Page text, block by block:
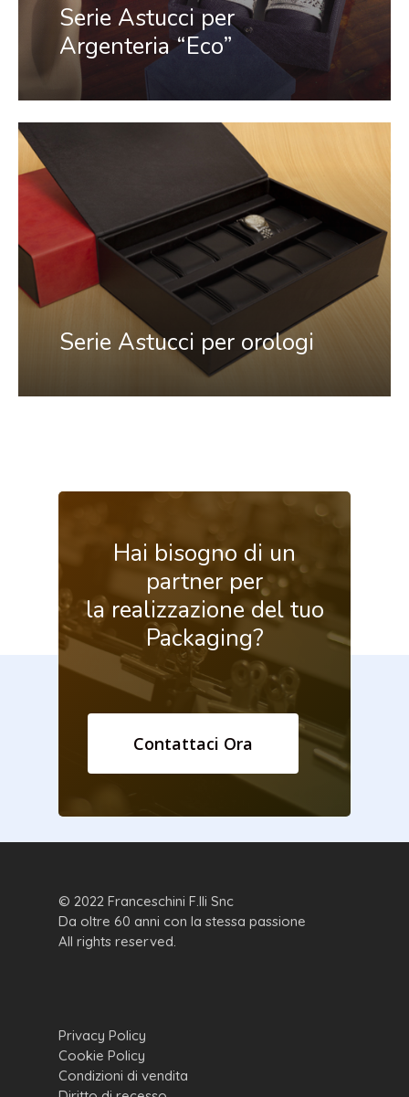
Serie Astucci per
Argenteria “Eco”
Serie Astucci per orologi
Hai bisogno di un
partner per
la realizzazione del tuo
Packaging?
Contattaci Ora
© 2022 Franceschini F.lli Snc
Da oltre 60 anni con la stessa passione
All rights reserved.
Privacy Policy
Cookie Policy
Condizioni di vendita